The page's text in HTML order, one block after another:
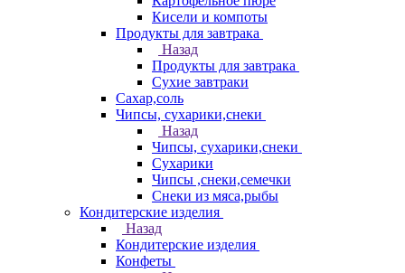
Кисели и компоты
Продукты для завтрака
Назад
Продукты для завтрака
Сухие завтраки
Сахар,соль
Чипсы, сухарики,снеки
Назад
Чипсы, сухарики,снеки
Сухарики
Чипсы ,снеки,семечки
Снеки из мяса,рыбы
Кондитерские изделия
Назад
Кондитерские изделия
Конфеты